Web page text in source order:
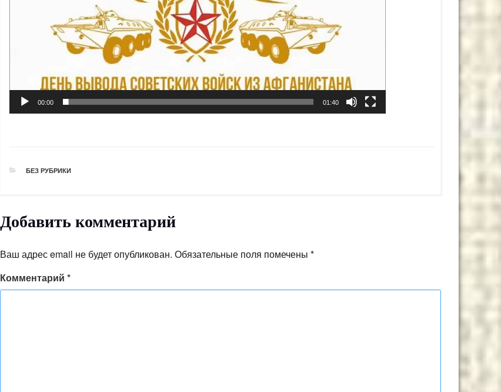
00:00 01:40
РУБРИКИ
БЕЗ РУБРИКИ
Добавить комментарий
Ваш адрес email не будет опубликован. Обязательные поля помечены *
Комментарий *